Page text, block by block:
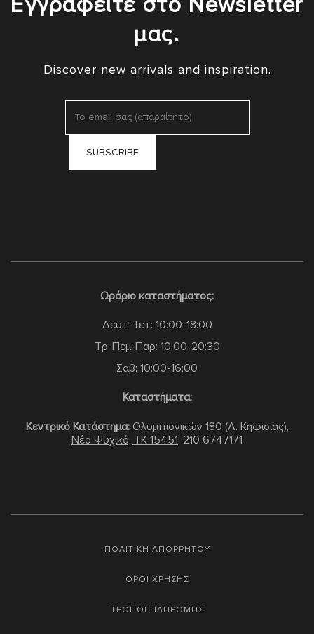
μας.
Discover new arrivals and inspiration.
Ωράριο καταστήματος:
Δευτ-Τετ: 10:00-18:00
Τρ-Πεμ-Παρ: 10:00-20:30
Σαβ: 10:00-16:00
Καταστήματα:
Κεντρικό Κατάστημα:Ολυμπιονικών 180 (Λ. Κηφισίας),
Νέο Ψυχικό, TK 15451, 210 6747171
ΠΟΛΙΤΙΚΗ ΑΠΟΡΡΗΤΟΥ
ΟΡΟΙ ΧΡΗΣΗΣ
ΤΡΟΠΟΙ ΠΛΗΡΩΜΗΣ